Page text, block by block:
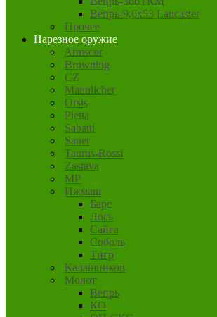
Вепрь-9,6х53 Lancaster
Прочее
Нарезное оружие
Armscor
Browning
CZ
Mannlicher
Orsis
Pietta
Sabatti
Sauer
Taurus-Rossi
Zastava
MP
Ижмаш
Барс
Лось
Сайга
Соболь
Тигр
Калашников
Молот
Вепрь
КО